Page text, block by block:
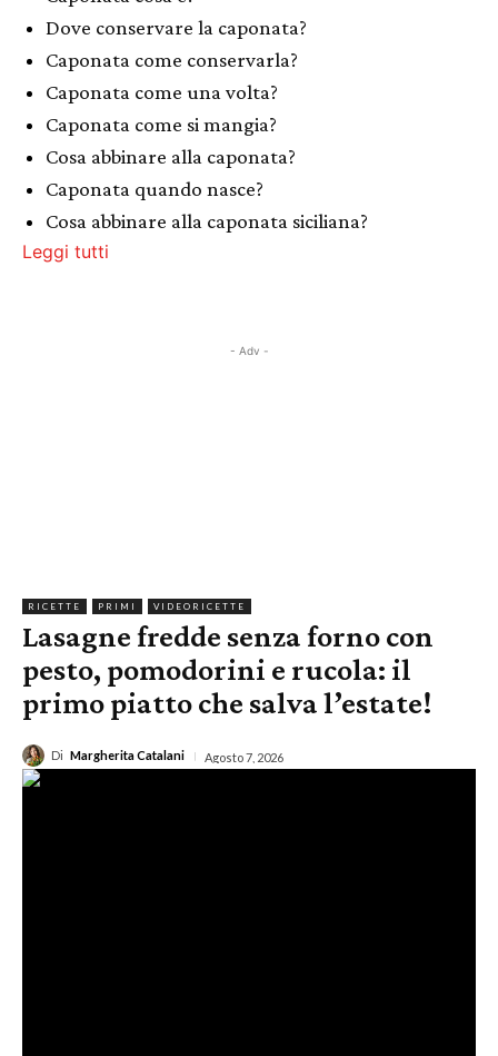
Dove conservare la caponata?
Caponata come conservarla?
Caponata come una volta?
Caponata come si mangia?
Cosa abbinare alla caponata?
Caponata quando nasce?
Cosa abbinare alla caponata siciliana?
Leggi tutti
- Adv -